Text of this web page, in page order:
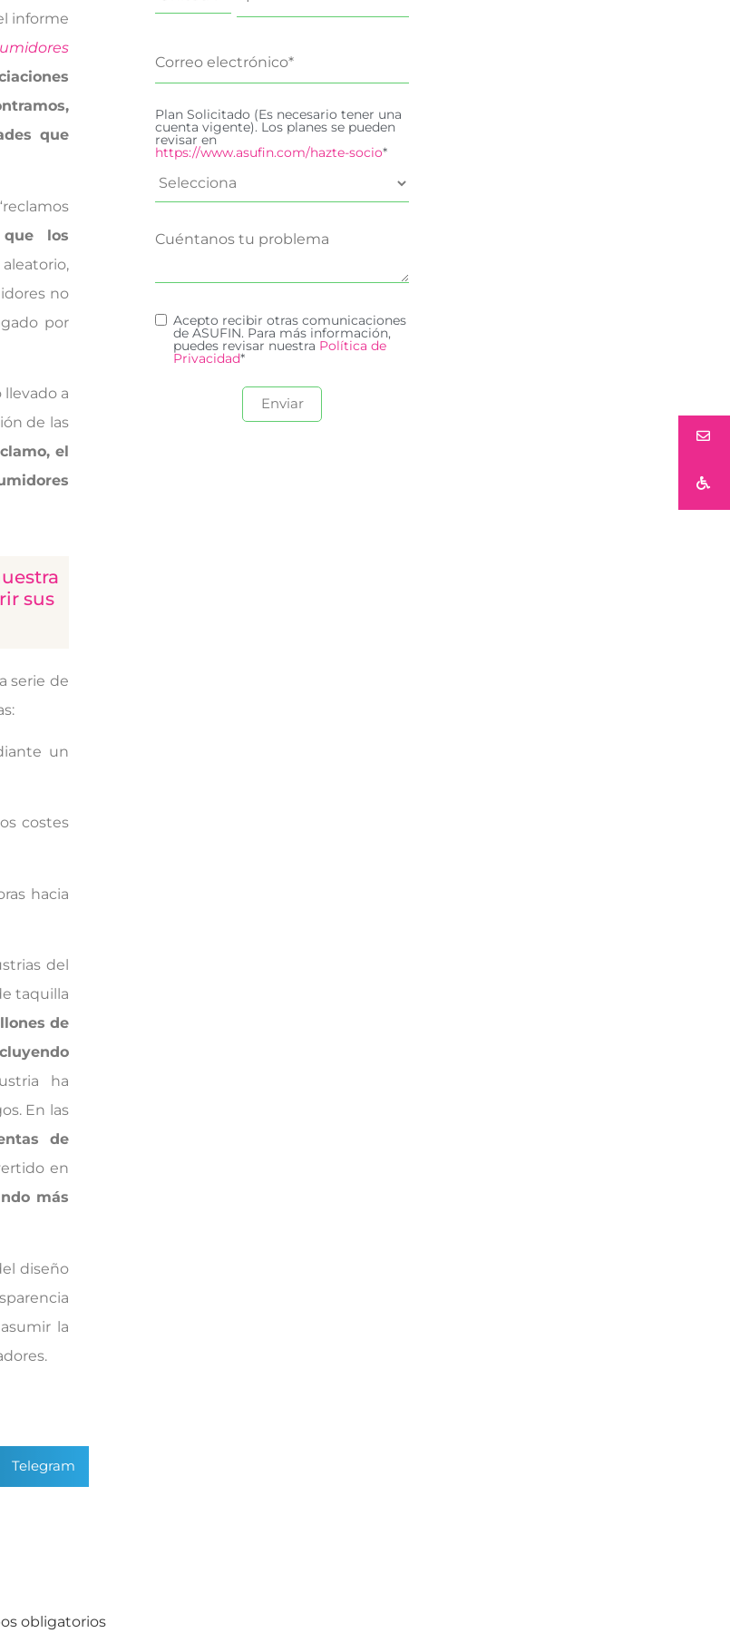
informe
que
que los
no
por
llevado a
de las
el
sus
serie de
un
costes
hacia
del
taquilla
de
ha
En las
de
en
más
diseño
la
Telegram
obligatorios
Plan Solicitado (Es necesario tener una
cuenta vigente). Los planes se pueden
revisar en
https://www.asufin.com/hazte-socio*
Acepto recibir otras comunicaciones
de ASUFIN. Para más información,
puedes revisar nuestra Política de
Privacidad*